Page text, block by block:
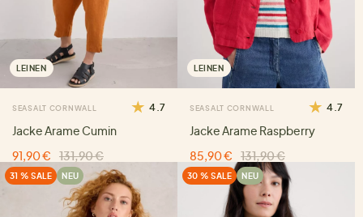
LEINEN
SEASALT CORNWALL 4.7
Jacke Arame Cumin
91,90 €
131,90 €
LEINEN
SEASALT CORNWALL 4.7
Jacke Arame Raspberry
85,90 €
131,90 €
31 % SALE NEU 30 % SALE NEU